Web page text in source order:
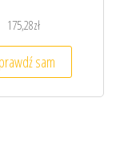
175,28zł
sam